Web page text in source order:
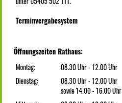
Terminvergabesystem
Öffnungszeiten Rathaus:
Montag:
08.30 Uhr - 12.00 Uhr
Dienstag:
08.30 Uhr - 12.00 Uhr
sowie 14.00 - 16.00 Uhr